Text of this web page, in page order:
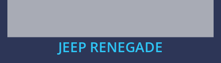
JEEP RENEGADE